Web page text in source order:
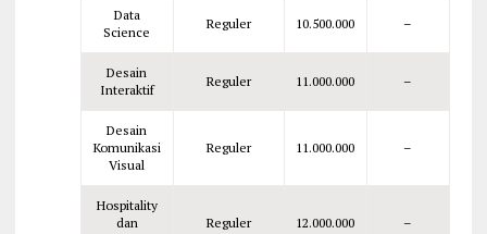
Data
Science
Reguler 10.500.000 –
Desain
Interaktif
Reguler 11.000.000 –
Desain
Komunikasi
Visual
Reguler 11.000.000 –
Hospitality
dan
Reguler 12.000.000 –